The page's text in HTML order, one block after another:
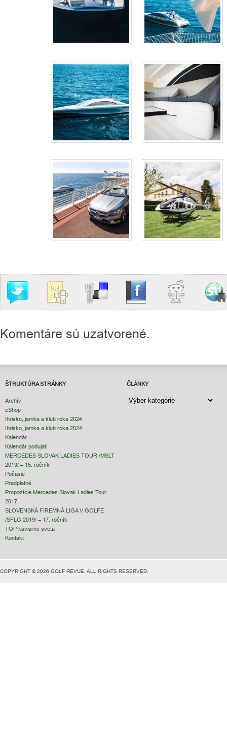
Komentáre sú uzatvorené.
ŠTRUKTÚRA STRÁNKY
Archív
eShop
Ihrisko, jamka a klub roka 2024
Ihrisko, jamka a klub roka 2024
Kalendár
Kalendár podujatí
MERCEDES SLOVAK LADIES TOUR /MSLT
2019/ – 15. ročník
Počasie
Predplatné
Propozície Mercedes Slovak Ladies Tour
2017
SLOVENSKÁ FIREMNÁ LIGA V GOLFE
/SFLG 2019/ – 17. ročník
TOP kaviarne sveta
Kontakt
ČLÁNKY
ČLÁNKY
COPYRIGHT © 2026 GOLF REVUE. ALL RIGHTS RESERVED.